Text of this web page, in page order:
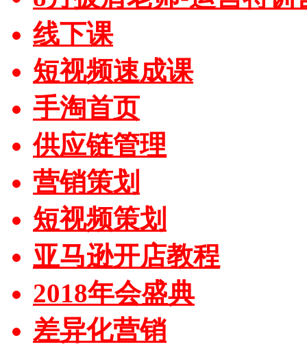
线下课
短视频速成课
手淘首页
供应链管理
营销策划
短视频策划
亚马逊开店教程
2018年会盛典
差异化营销